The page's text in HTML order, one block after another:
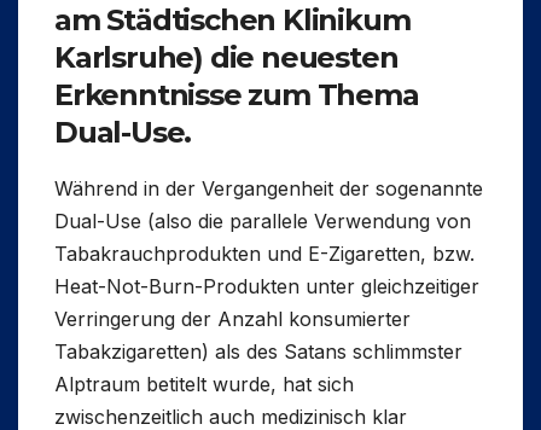
am Städtischen Klinikum
Karlsruhe) die neuesten
Erkenntnisse zum Thema
Dual-Use.
Während in der Vergangenheit der sogenannte
Dual-Use (also die parallele Verwendung von
Tabakrauchprodukten und E-Zigaretten, bzw.
Heat-Not-Burn-Produkten unter gleichzeitiger
Verringerung der Anzahl konsumierter
Tabakzigaretten) als des Satans schlimmster
Alptraum betitelt wurde, hat sich
zwischenzeitlich auch medizinisch klar